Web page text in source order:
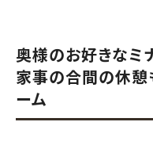
奥様のお好きなミ
家事の合間の休憩
ーム